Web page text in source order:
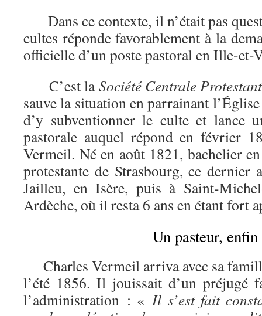
Dans ce contexte, il n’était pas
cultes réponde favorablement à la
officielle d’un poste pastoral en Ille-et-
C’est laSociété Centrale
sauve la situation en parrainant
d’y subventionner le culte et lance
pastorale auquel répond en février
Vermeil. Né en août 1821, bachelier
protestante de Strasbourg, ce dernier
Jailleu, en Isère, puis à Saint-
Ardèche, où il resta 6 ans en étant fort
Un pasteur,
Charles Vermeil arriva avec sa
l’été 1856. Il jouissait d’un préjugé
l’administration : «Il s’est fait